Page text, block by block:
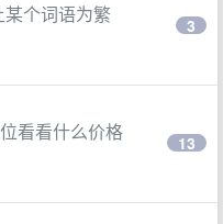
个词语为繁
3
看看什么价格
13